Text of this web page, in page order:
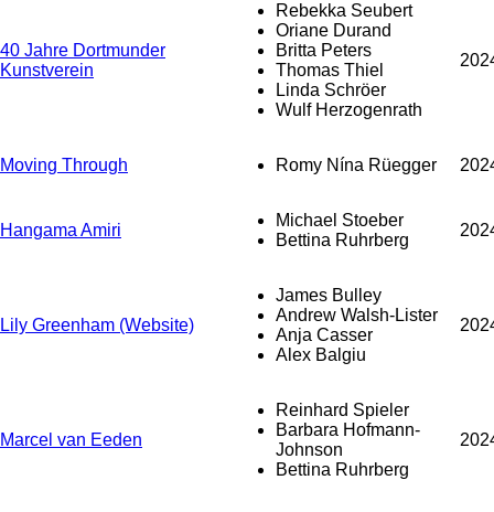
40 Jahre Dortmunder
Kunstverein
Rebekka Seubert
Oriane Durand
Britta Peters
Thomas Thiel
Linda Schröer
Wulf Herzogenrath
Moving Through Romy Nína Rüegger
Hangama Amiri
Michael Stoeber
Bettina Ruhrberg
Lily Greenham (Website)
James Bulley
Andrew Walsh-Lister
Anja Casser
Alex Balgiu
Marcel van Eeden
Reinhard Spieler
Barbara Hofmann-
Johnson
Bettina Ruhrberg